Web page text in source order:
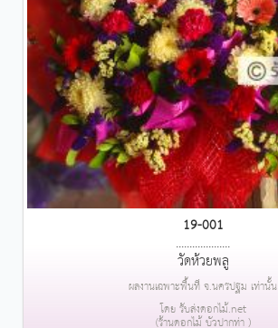
19-001
....................
วัดห้วยพลู
ผลงานเฉพาะพื้นที่ จ.นครปฐม เท่านั้น
โดย รับส่งดอกไม้.net
(ร้านดอกไม้ บัวปากท่า )